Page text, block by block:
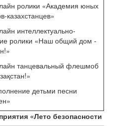
ролики «Академия юных
казахстанцев»
интеллектуально-
ролики «Наш общий дом -
танцевальный флешмоб
детьми песни
«Лето безопасности -